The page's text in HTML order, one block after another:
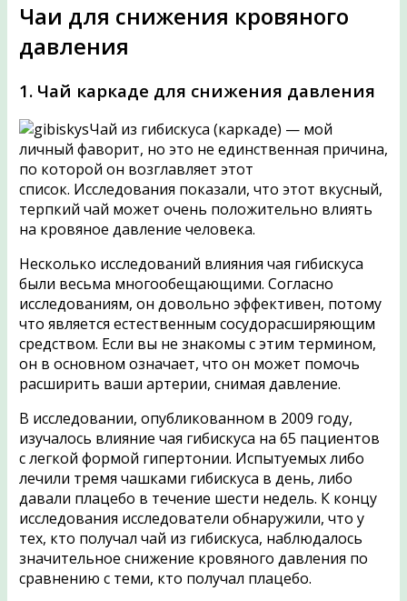
Чаи для снижения кровяного
давления
1. Чай каркаде для снижения давления
Чай из гибискуса (каркаде) — мой
личный фаворит, но это не единственная причина,
по которой он возглавляет этот
список. Исследования показали, что этот вкусный,
терпкий чай может очень положительно влиять
на кровяное давление человека.
Несколько исследований влияния чая гибискуса
были весьма многообещающими. Согласно
исследованиям, он довольно эффективен, потому
что является естественным сосудорасширяющим
средством. Если вы не знакомы с этим термином,
он в основном означает, что он может помочь
расширить ваши артерии, снимая давление.
В исследовании, опубликованном в 2009 году,
изучалось влияние чая гибискуса на 65 пациентов
с легкой формой гипертонии. Испытуемых либо
лечили тремя чашками гибискуса в день, либо
давали плацебо в течение шести недель. К концу
исследования исследователи обнаружили, что у
тех, кто получал чай из гибискуса, наблюдалось
значительное снижение кровяного давления по
сравнению с теми, кто получал плацебо.